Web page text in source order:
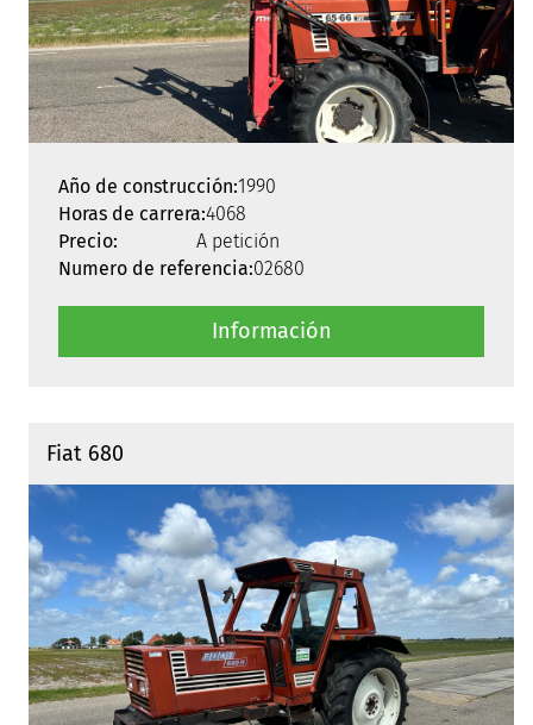
Año de construcción:1990
Horas de carrera:4068
Precio:
A petición
Numero de referencia:02680
Información
Fiat 680